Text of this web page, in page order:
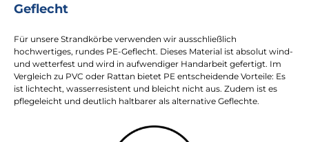
Geflecht
Für unsere Strandkörbe verwenden wir ausschließlich
hochwertiges, rundes PE-Geflecht. Dieses Material ist absolut wind-
und wetterfest und wird in aufwendiger Handarbeit gefertigt. Im
Vergleich zu PVC oder Rattan bietet PE entscheidende Vorteile: Es
ist lichtecht, wasserresistent und bleicht nicht aus. Zudem ist es
pflegeleicht und deutlich haltbarer als alternative Geflechte.